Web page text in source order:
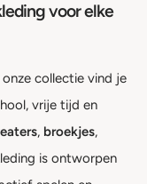
voor elke
collectie vind je
vrije tijd en
, broekjes,
is ontworpen